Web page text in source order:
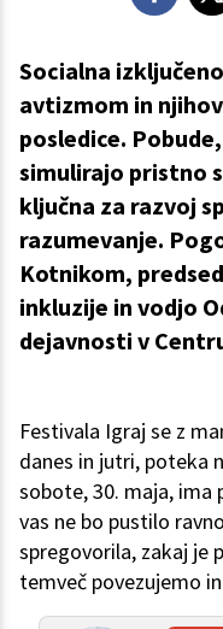
Socialna
avtizmom in
posledice.
simulirajo pristno
ključna za razvoj
razumevanje.
Kotnikom,
inkluzije in vodjo
dejavnosti v
Festivala Igraj se z
danes in jutri, poteka
sobote, 30. maja, ima
vas ne bo pustilo
spregovorila, zakaj je
temveč povezujemo